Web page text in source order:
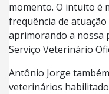
momento. O intuito é
frequência de
aprimorando a nossa
Serviço Veterinário
Antônio Jorge
veterinários